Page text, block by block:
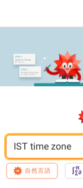
IST time zone
自然言語